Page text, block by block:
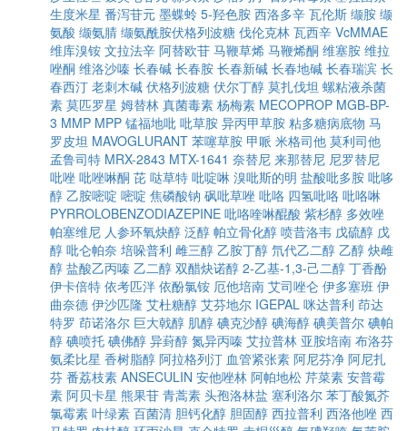
生度米星 番泻苷元 墨蝶蛉 5-羟色胺 西洛多辛 瓦伦斯 缬胺 缬
氨酸 缬氨腈 缬氨酰胺伏格列波糖 伐伦克林 瓦西辛 VcMMAE
维库溴铵 文拉法辛 阿替欧苷 马鞭草烯 马鞭烯酮 维塞胺 维拉
唑酮 维洛沙嗪 长春碱 长春胺 长春新碱 长春地碱 长春瑞滨 长
春西汀 老刺木碱 伏格列波糖 伏尔丁醇 莫扎伐坦 螺粘液杀菌
素 莫匹罗星 姆替林 真菌毒素 杨梅素 MECOPROP MGB-BP-
3 MMP MPP 锰福地吡 吡草胺 异丙甲草胺 粘多糖病底物 马
罗皮坦 MAVOGLURANT 苯噻草胺 甲哌 米格司他 莫利司他
孟鲁司特 MRX-2843 MTX-1641 奈替尼 来那替尼 尼罗替尼
吡唑 吡唑啉酮 芘 哒草特 吡啶啉 溴吡斯的明 盐酸吡多胺 吡哆
醇 乙胺嘧啶 嘧啶 焦磷酸钠 砜吡草唑 吡咯 四氢吡咯 吡咯啉
PYRROLOBENZODIAZEPINE 吡咯喹啉醌酸 紫杉醇 多效唑
帕塞维尼 人参环氧炔醇 泛醇 帕立骨化醇 喷昔洛韦 戊硫醇 戊
醇 吡仑帕奈 培哚普利 雌三醇 乙胺丁醇 氘代乙二醇 乙醇 炔雌
醇 盐酸乙丙嗪 乙二醇 双醋炔诺醇 2-乙基-1,3-己二醇 丁香酚
伊卡倍特 依考匹泮 依酚氯铵 厄他培南 艾司唑仑 伊多塞班 伊
曲奈德 伊沙匹隆 艾杜糖醇 艾芬地尔 IGEPAL 咪达普利 茚达
特罗 茚诺洛尔 巨大戟醇 肌醇 碘克沙醇 碘海醇 碘美普尔 碘帕
醇 碘喷托 碘佛醇 异葑醇 氮异丙嗪 艾拉普林 亚胺培南 布洛芬
氨柔比星 香树脂醇 阿拉格列汀 血管紧张素 阿尼芬净 阿尼扎
芬 番荔枝素 ANSECULIN 安他唑林 阿帕地松 芹菜素 安普霉
素 阿贝卡星 熊果苷 青蒿素 头孢洛林盐 塞利洛尔 苯丁酸氮芥
氯霉素 叶绿素 百菌清 胆钙化醇 胆固醇 西拉普利 西洛他唑 西